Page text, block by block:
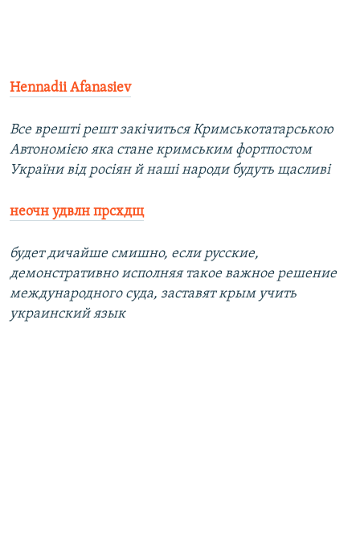
Hennadii Afanasiev
Все врешті решт закічиться Кримськотатарською
Автономією яка стане кримським фортпостом
України від росіян й наші народи будуть щасливі
неочн удвлн прсхдщ
будет дичайше смишно, если русские,
демонстративно исполняя такое важное решение
международного суда, заставят крым учить
украинский язык